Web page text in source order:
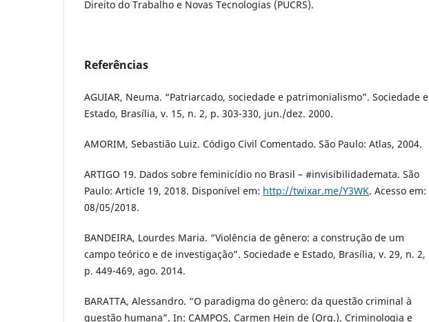
Direito do Trabalho e Novas Tecnologias (PUCRS).
Referências
AGUIAR, Neuma. “Patriarcado, sociedade e patrimonialismo”. Sociedade e
Estado, Brasília, v. 15, n. 2, p. 303-330, jun./dez. 2000.
AMORIM, Sebastião Luiz. Código Civil Comentado. São Paulo: Atlas, 2004.
ARTIGO 19. Dados sobre feminicídio no Brasil – #invisibilidademata. São
Paulo: Article 19, 2018. Disponível em: http://twixar.me/Y3WK. Acesso em:
08/05/2018.
BANDEIRA, Lourdes Maria. “Violência de gênero: a construção de um
campo teórico e de investigação”. Sociedade e Estado, Brasília, v. 29, n. 2,
p. 449-469, ago. 2014.
BARATTA, Alessandro. “O paradigma do gênero: da questão criminal à
questão humana”. In: CAMPOS, Carmen Hein de (Org.). Criminologia e